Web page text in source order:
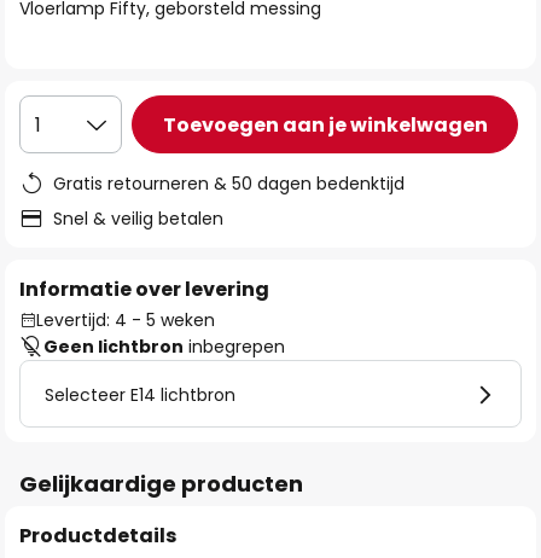
gallerij
Vloerlamp Fifty, geborsteld messing
1 Toevoegen aan je winkelwagen
Gratis retourneren & 50 dagen bedenktijd
Snel & veilig betalen
Informatie over levering
Levertijd: 4 - 5 weken
Geen lichtbron inbegrepen
Selecteer E14 lichtbron
Gelijkaardige producten
Productdetails